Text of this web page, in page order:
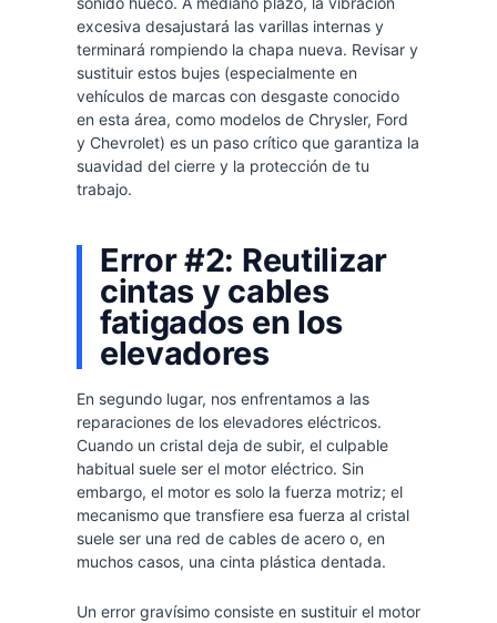
excesiva desajustará las varillas internas y
terminará rompiendo la chapa nueva. Revisar y
sustituir estos bujes (especialmente en
vehículos de marcas con desgaste conocido
en esta área, como modelos de Chrysler, Ford
y Chevrolet) es un paso crítico que garantiza la
suavidad del cierre y la protección de tu
trabajo.
Error #2: Reutilizar
cintas y cables
fatigados en los
elevadores
En segundo lugar, nos enfrentamos a las
reparaciones de los elevadores eléctricos.
Cuando un cristal deja de subir, el culpable
habitual suele ser el motor eléctrico. Sin
embargo, el motor es solo la fuerza motriz; el
mecanismo que transfiere esa fuerza al cristal
suele ser una red de cables de acero o, en
muchos casos, una cinta plástica dentada.
Un error gravísimo consiste en sustituir el motor